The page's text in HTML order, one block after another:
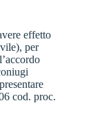
effetto
per
cod. proc.